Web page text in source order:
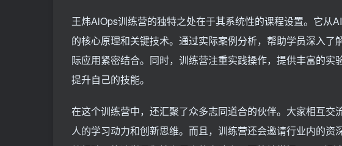
王炜AlOps训练营的独特之处在于其系统性的课程设置。它从
的核心原理和关键技术。通过实际案例分析，帮助学员深入
际应用紧密结合。同时，训练营注重实践操作，提供丰富的
提升自己的技能。
在这个训练营中，还汇聚了众多志同道合的伙伴。大家相互
人的学习动力和创新思维。而且，训练营还会邀请行业内的